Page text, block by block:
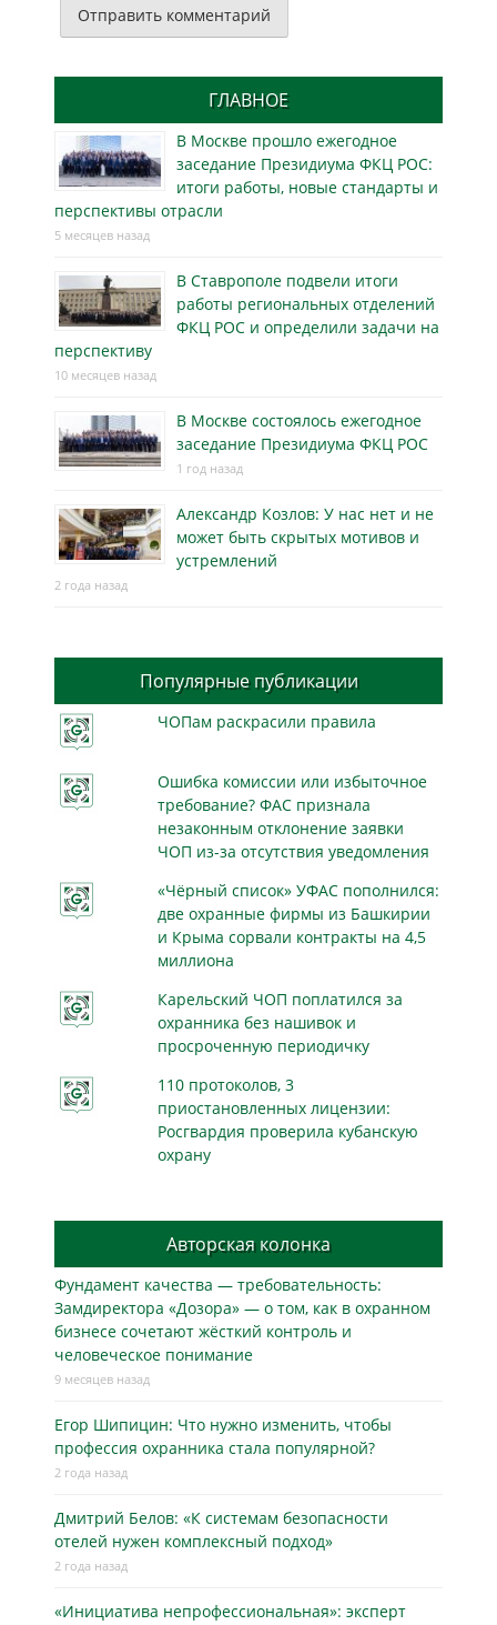
ГЛАВНОЕ
В Москве прошло ежегодное
заседание Президиума ФКЦ РОС:
итоги работы, новые стандарты и
перспективы отрасли
5 месяцев назад
В Ставрополе подвели итоги
работы региональных отделений
ФКЦ РОС и определили задачи на
перспективу
10 месяцев назад
В Москве состоялось ежегодное
заседание Президиума ФКЦ РОС
1 год назад
Александр Козлов: У нас нет и не
может быть скрытых мотивов и
устремлений
2 года назад
Популярные публикации
ЧОПам раскрасили правила
Ошибка комиссии или избыточное
требование? ФАС признала
незаконным отклонение заявки
ЧОП из-за отсутствия уведомления
«Чёрный список» УФАС пополнился:
две охранные фирмы из Башкирии
и Крыма сорвали контракты на 4,5
миллиона
Карельский ЧОП поплатился за
охранника без нашивок и
просроченную периодичку
110 протоколов, 3
приостановленных лицензии:
Росгвардия проверила кубанскую
охрану
Авторская колонка
Фундамент качества — требовательность:
Замдиректора «Дозора» — о том, как в охранном
бизнесe сочетают жёсткий контроль и
человеческое понимание
9 месяцев назад
Егор Шипицин: Что нужно изменить, чтобы
профессия охранника стала популярной?
2 года назад
Дмитрий Белов: «К системам безопасности
отелей нужен комплексный подход»
2 года назад
«Инициатива непрофессиональная»: эксперт